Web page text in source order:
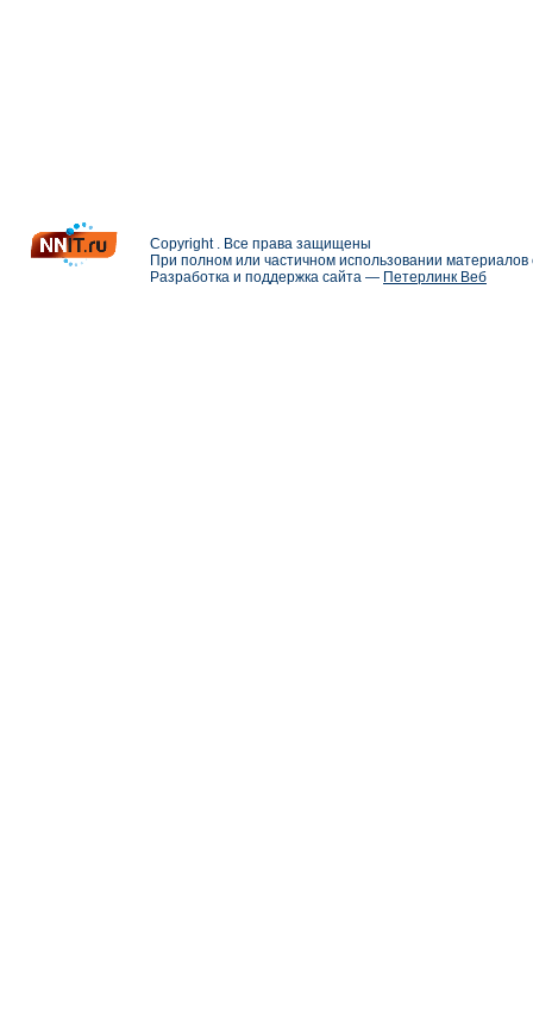
Copyright . Все права защищены
При полном или частичном использовании
Разработка и поддержка сайта — Петерлинк Веб